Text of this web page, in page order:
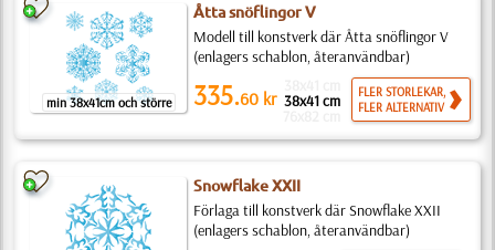
min 38x41cm och större
Åtta snöflingor V
Modell till konstverk där Åtta snöflingor V
(enlagers schablon, återanvändbar)
335.60 kr 38x41 cm
FLER STORLEKAR,
FLER ALTERNATIV
Snowflake XXII
Förlaga till konstverk där Snowflake XXII
(enlagers schablon, återanvändbar)